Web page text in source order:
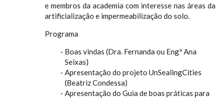
e membros da academia com interesse nas áreas da
artificialização e impermeabilização do solo.
Programa
Boas vindas (Dra. Fernanda ou Engª Ana
Seixas)
Apresentação do projeto UnSealingCities
(Beatriz Condessa)
Apresentação do Guia de boas práticas para